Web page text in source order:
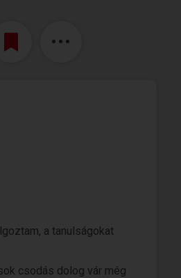
a tanulságokat
csodás dolog vár még